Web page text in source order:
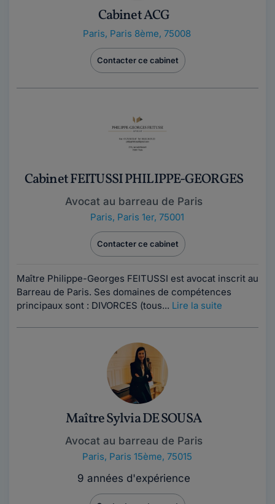
Cabinet ACG
Paris, Paris 8ème, 75008
Contacter ce cabinet
Cabinet FEITUSSI PHILIPPE-GEORGES
Avocat au barreau de Paris
Paris, Paris 1er, 75001
Contacter ce cabinet
Maître Philippe-Georges FEITUSSI est avocat inscrit au
Barreau de Paris. Ses domaines de compétences
principaux sont : DIVORCES (tous... Lire la suite
Maître Sylvia DE SOUSA
Avocat au barreau de Paris
Paris, Paris 15ème, 75015
9 années d'expérience